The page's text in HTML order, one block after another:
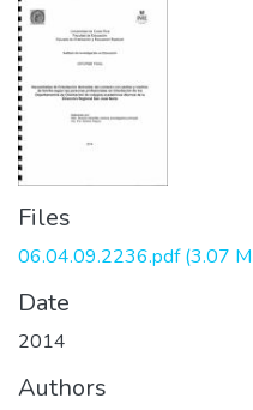
Files
06.04.09.2236.pdf(3.07
Date
2014
Authors